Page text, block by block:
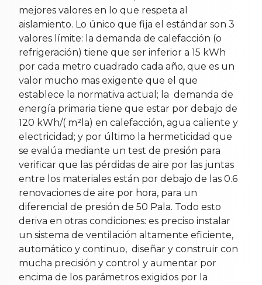
mejores valores en lo que respeta al
aislamiento. Lo único que fija el estándar son 3
valores límite: la demanda de calefacción (o
refrigeración) tiene que ser inferior a 15 kWh
por cada metro cuadrado cada año, que es un
valor mucho mas exigente que el que
establece la normativa actual; la demanda de
energía primaria tiene que estar por debajo de
120 kWh/( m²la) en calefacción, agua caliente y
electricidad; y por último la hermeticidad que
se evalúa mediante un test de presión para
verificar que las pérdidas de aire por las juntas
entre los materiales están por debajo de las 0.6
renovaciones de aire por hora, para un
diferencial de presión de 50 Pala. Todo esto
deriva en otras condiciones: es preciso instalar
un sistema de ventilación altamente eficiente,
automático y continuo, diseñar y construir con
mucha precisión y control y aumentar por
encima de los parámetros exigidos por la